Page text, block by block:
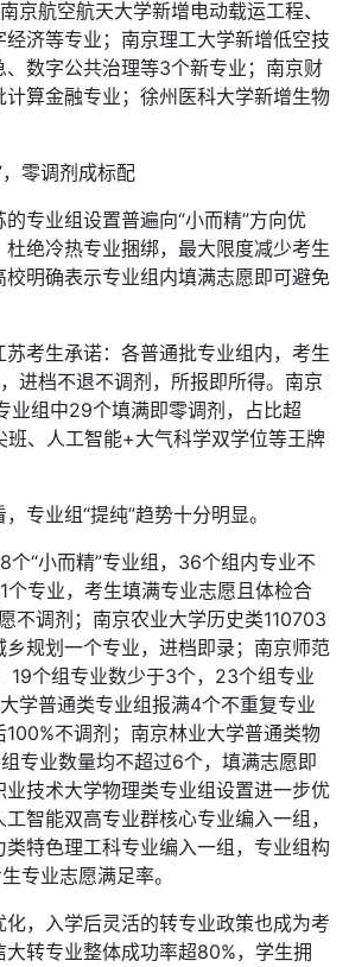
京航空航天大学新增电动载运工程、
济等专业；南京理工大学新增低空技
数字公共治理等3个新专业；南京财
算金融专业；徐州医科大学新增生物
零调剂成标配
业组设置普遍向“小而精”方向优
绝冷热专业捆绑，最大限度减少考生
校明确表示专业组内填满志愿即可避免
考生承诺：各普通批专业组内，考生
进档不退不调剂，所报即所得。南京
业组中29个填满即零调剂，占比超
班、人工智能+大气科学双学位等王牌
业组“提纯”趋势十分明显。
“小而精”专业组，36个组内专业不
个专业，考生填满专业志愿且体检合
不调剂；南京农业大学历史类110703
规划一个专业，进档即录；南京师范
19个组专业数少于3个，23个组专业
学普通类专业组报满4个不重复专业
不调剂；南京林业大学普通类物
专业数量均不超过6个，填满志愿即
技术大学物理类专业组设置进一步优
智能双高专业群核心专业编入一组，
特色理工科专业编入一组，专业组构
专业志愿满足率。
，入学后灵活的转专业政策也成为考
转专业整体成功率超80%，学生拥